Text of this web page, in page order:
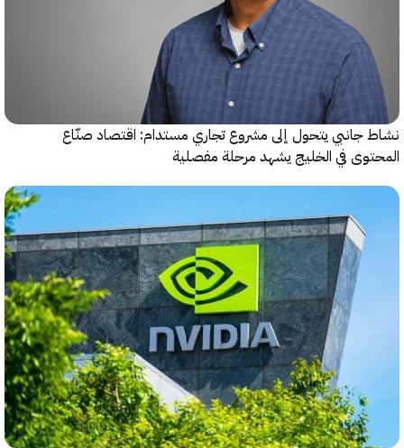
جانبي يتحول إلى مشروع تجاري مستدام: اقتصاد صنّاع
في الخليج يشهد مرحلة مفصلية